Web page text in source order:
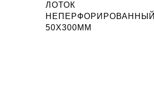
ЛОТОК
НЕПЕРФОРИРОВАННЫЙ
50X300ММ